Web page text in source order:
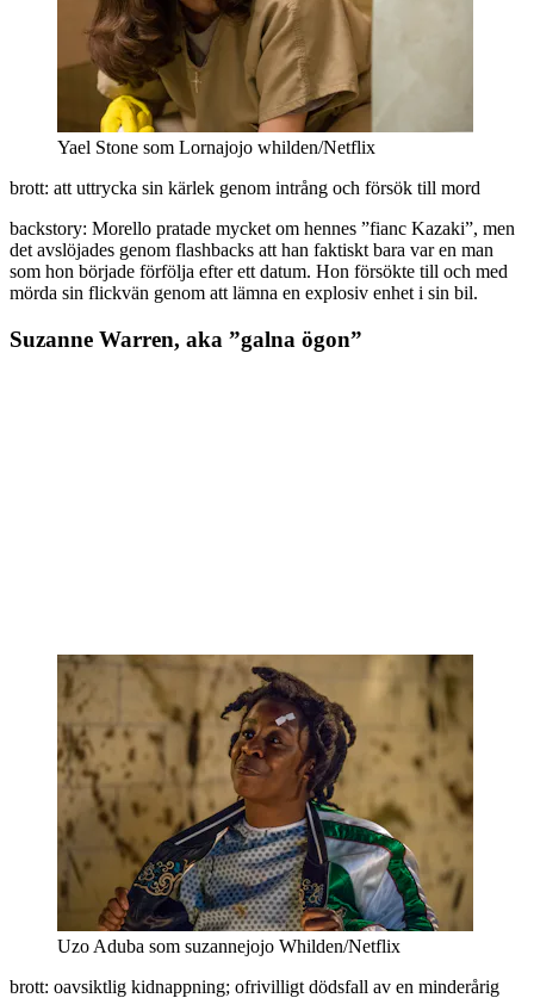
Yael Stone som Lornajojo whilden/Netflix
brott: att uttrycka sin kärlek genom intrång och försök till mord
backstory: Morello pratade mycket om hennes ”fianc Kazaki”, men
det avslöjades genom flashbacks att han faktiskt bara var en man
som hon började förfölja efter ett datum. Hon försökte till och med
mörda sin flickvän genom att lämna en explosiv enhet i sin bil.
Suzanne Warren, aka ”galna ögon”
Uzo Aduba som suzannejojo Whilden/Netflix
brott: oavsiktlig kidnappning; ofrivilligt dödsfall av en minderårig